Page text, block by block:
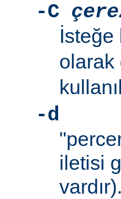
-C
İsteğe
olarak
-d
iletisi
vardır).